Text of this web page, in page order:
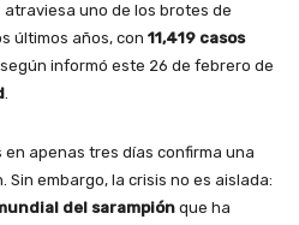
atraviesa uno de los brotes de
últimos años, con 11,419 casos
informó este 26 de febrero de
.
apenas tres días confirma una
embargo, la crisis no es aislada:
del sarampión que ha